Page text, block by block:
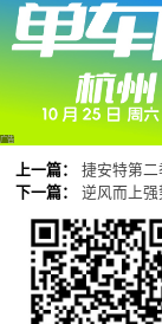
广告
上一篇：
捷安特第
下一篇：
逆风而上